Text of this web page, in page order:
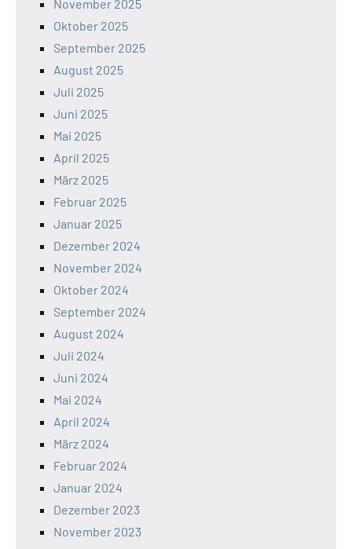
November 2025
Oktober 2025
September 2025
August 2025
Juli 2025
Juni 2025
Mai 2025
April 2025
März 2025
Februar 2025
Januar 2025
Dezember 2024
November 2024
Oktober 2024
September 2024
August 2024
Juli 2024
Juni 2024
Mai 2024
April 2024
März 2024
Februar 2024
Januar 2024
Dezember 2023
November 2023